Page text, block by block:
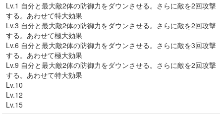
Lv.1 自分と最大敵2体の防御力をダウンさせる。さらに敵を2回攻撃
する。あわせて特大効果
Lv.3 自分と最大敵2体の防御力をダウンさせる。さらに敵を2回攻撃
する。あわせて極大効果
Lv.6 自分と最大敵2体の防御力をダウンさせる。さらに敵を3回攻撃
する。あわせて極大効果
Lv.9 自分と最大敵2体の防御力をダウンさせる。さらに敵を2回攻撃
する。あわせて特大効果
Lv.10
Lv.12
Lv.15